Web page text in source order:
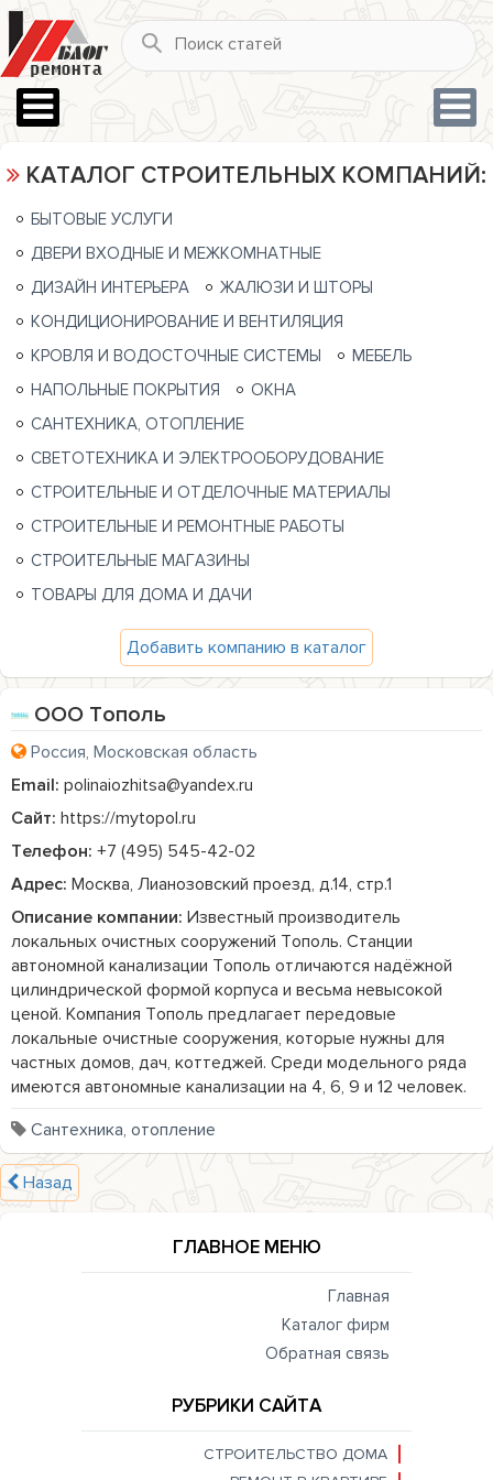
КАТАЛОГ СТРОИТЕЛЬНЫХ КОМПАНИЙ:
БЫТОВЫЕ УСЛУГИ
ДВЕРИ ВХОДНЫЕ И МЕЖКОМНАТНЫЕ
ДИЗАЙН ИНТЕРЬЕРА
ЖАЛЮЗИ И ШТОРЫ
КОНДИЦИОНИРОВАНИЕ И ВЕНТИЛЯЦИЯ
КРОВЛЯ И ВОДОСТОЧНЫЕ СИСТЕМЫ
МЕБЕЛЬ
НАПОЛЬНЫЕ ПОКРЫТИЯ
ОКНА
САНТЕХНИКА, ОТОПЛЕНИЕ
СВЕТОТЕХНИКА И ЭЛЕКТРООБОРУДОВАНИЕ
СТРОИТЕЛЬНЫЕ И ОТДЕЛОЧНЫЕ МАТЕРИАЛЫ
СТРОИТЕЛЬНЫЕ И РЕМОНТНЫЕ РАБОТЫ
СТРОИТЕЛЬНЫЕ МАГАЗИНЫ
ТОВАРЫ ДЛЯ ДОМА И ДАЧИ
Добавить компанию в каталог
ООО Тополь
Россия, Московская область
Email: polinaiozhitsa@yandex.ru
Сайт: https://mytopol.ru
Телефон: +7 (495) 545-42-02
Адрес: Москва, Лианозовский проезд, д.14, стр.1
Описание компании: Известный производитель
локальных очистных сооружений Тополь. Станции
автономной канализации Тополь отличаются надёжной
цилиндрической формой корпуса и весьма невысокой
ценой. Компания Тополь предлагает передовые
локальные очистные сооружения, которые нужны для
частных домов, дач, коттеджей. Среди модельного ряда
имеются автономные канализации на 4, 6, 9 и 12 человек.
Сантехника, отопление
Назад
ГЛАВНОЕ МЕНЮ
Главная
Каталог фирм
Обратная связь
РУБРИКИ САЙТА
СТРОИТЕЛЬСТВО ДОМА